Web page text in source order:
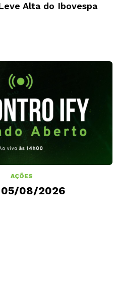
Alta do Ibovespa
AÇÕES
05/08/2026